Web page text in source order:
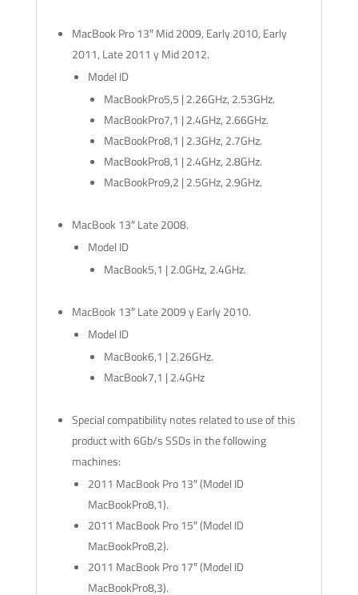
MacBook Pro 13″ Mid 2009, Early 2010, Early
2011, Late 2011 y Mid 2012.
Model ID
MacBookPro5,5 | 2.26GHz, 2.53GHz.
MacBookPro7,1 | 2.4GHz, 2.66GHz.
MacBookPro8,1 | 2.3GHz, 2.7GHz.
MacBookPro8,1 | 2.4GHz, 2.8GHz.
MacBookPro9,2 | 2.5GHz, 2.9GHz.
MacBook 13″ Late 2008.
Model ID
MacBook5,1 | 2.0GHz, 2.4GHz.
MacBook 13″ Late 2009 y Early 2010.
Model ID
MacBook6,1 | 2.26GHz.
MacBook7,1 | 2.4GHz
Special compatibility notes related to use of this
product with 6Gb/s SSDs in the following
machines:
2011 MacBook Pro 13″ (Model ID
MacBookPro8,1).
2011 MacBook Pro 15″ (Model ID
MacBookPro8,2).
2011 MacBook Pro 17″ (Model ID
MacBookPro8,3).